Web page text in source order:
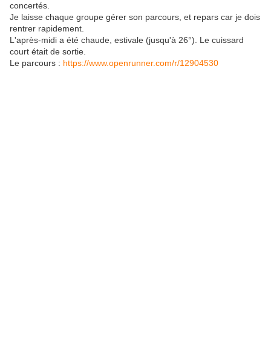
concertés.
Je laisse chaque groupe gérer son parcours, et repars car je dois
rentrer rapidement.
L'après-midi a été chaude, estivale (jusqu'à 26°). Le cuissard
court était de sortie.
Le parcours : https://www.openrunner.com/r/12904530